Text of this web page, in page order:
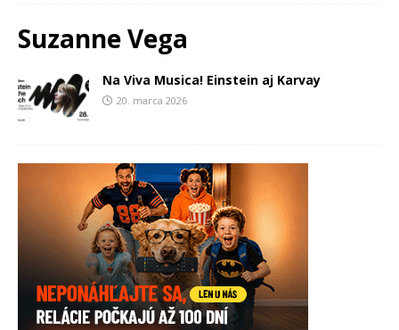
Suzanne Vega
Na Viva Musica! Einstein aj Karvay
20. marca 2026